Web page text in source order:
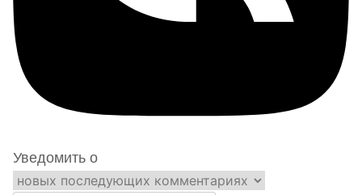
Уведомить о